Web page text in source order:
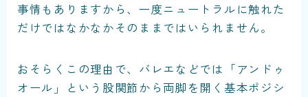
事情もありますから、一度ニュートラルに触れた
だけではなかなかそのままではいられません。
おそらくこの理由で、バレエなどでは「アンドゥ
オール」という股関節から両脚を開く基本ポジシ